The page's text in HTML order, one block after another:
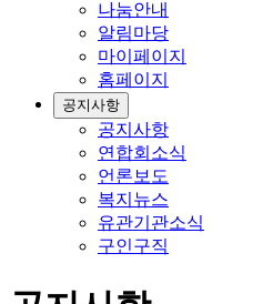
나눔안내
알림마당
마이페이지
홈페이지
공지사항
공지사항
연합회소식
언론보도
복지뉴스
유관기관소식
구인구직